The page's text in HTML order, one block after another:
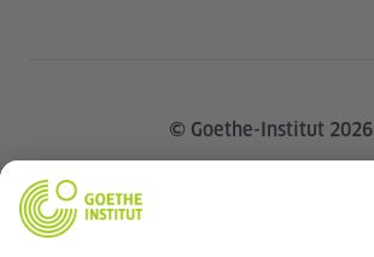
© Goethe-Institut 2026
Mentions légales